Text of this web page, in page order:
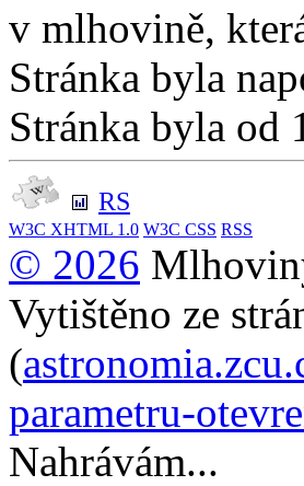
v mlhovině,
Stránka byla
Stránka byla od
RS
W3C XHTML 1.0 W3C CSS RSS
© 2026
Vytištěno ze
(
parametru-
Nahrávám...